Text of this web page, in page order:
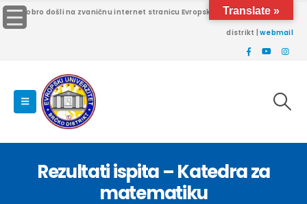
Dobro došli na zvaničnu internet stranicu Evropskog univerziteta Brčko
distrikt |webmail
Rezultati ispita – Katedra za
matematiku
Translate »